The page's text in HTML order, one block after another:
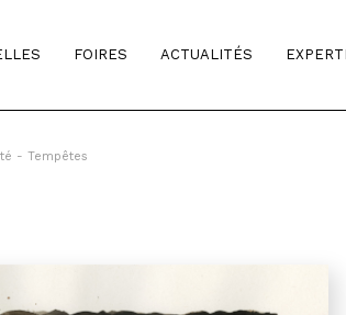
FOIRES ACTUALITÉS
- Tempêtes